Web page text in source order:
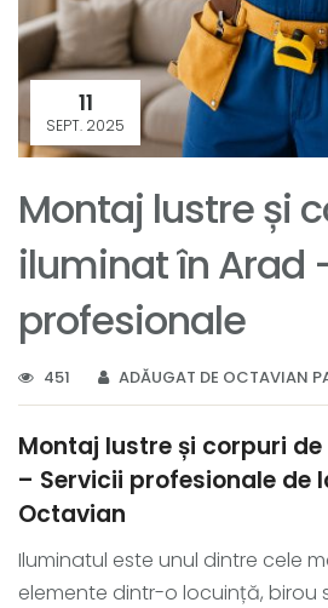
11
SEPT. 2025
Montaj lustre și
iluminat în Arad
profesionale
451 ADĂUGAT DE OCTAVIAN
Montaj lustre și corpuri
– Servicii profesionale de
Octavian
Iluminatul este unul dintre cele
elemente dintr-o locuință, birou